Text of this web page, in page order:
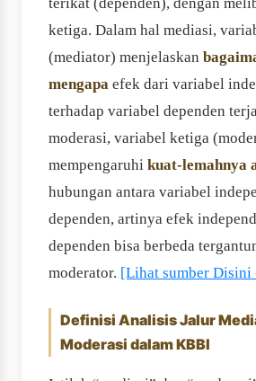
ketiga. Dalam hal mediasi,
(mediator) menjelaskan
mengapa efek dari variabel
terhadap variabel dependen
moderasi, variabel ketiga
mempengaruhi kuat-lemahnya
hubungan antara variabel
dependen, artinya efek
dependen bisa berbeda
moderator. [Lihat sumber Disini
Definisi Analisis Jalur
Moderasi dalam KBBI